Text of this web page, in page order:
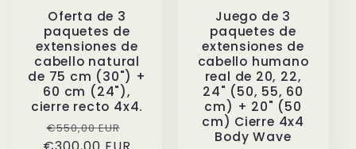
Oferta de 3
paquetes de
extensiones de
cabello natural
de 75 cm (30") +
60 cm (24"),
cierre recto 4x4.
Precio
€550,00 EURPrecio
Juego de 3
paquetes de
extensiones de
cabello humano
real de 20, 22,
24" (50, 55, 60
cm) + 20" (50
cm) Cierre 4x4
Body Wave